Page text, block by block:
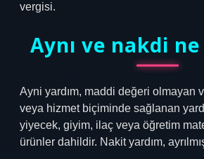
vergisi.
Aynı ve nakdi
Ayni yardım, maddi değeri olmayan
veya hizmet biçiminde sağlanan
yiyecek, giyim, ilaç veya öğretim
ürünler dahildir. Nakit yardım,